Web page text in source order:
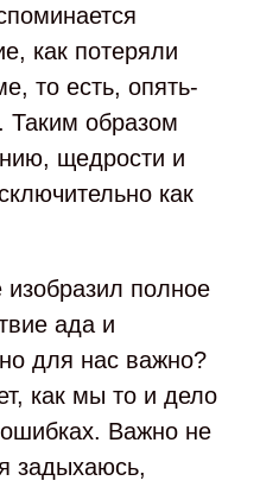
как потеряли
то есть, опять-
Таким образом
щедрости и
как
полное
ада и
для нас важно?
как мы то и дело
Важно не
задыхаюсь,